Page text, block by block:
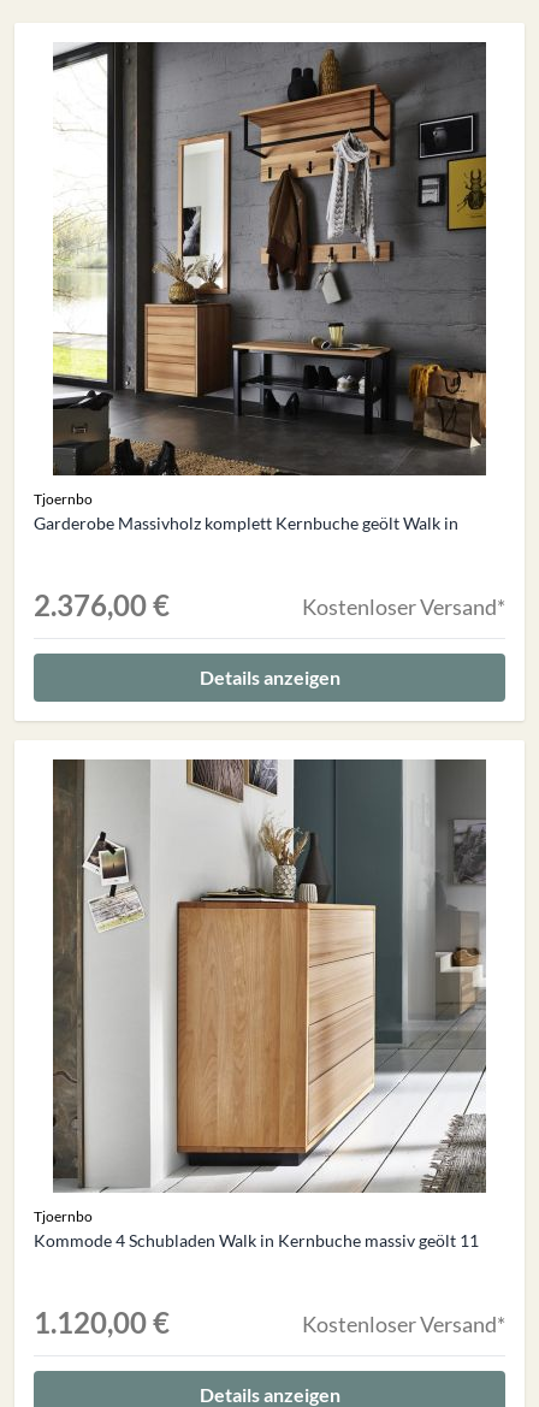
Tjoernbo
Garderobe Massivholz komplett Kernbuche geölt Walk in
2.376,00 € Kostenloser Versand*
Details anzeigen
Tjoernbo
Kommode 4 Schubladen Walk in Kernbuche massiv geölt 11
1.120,00 € Kostenloser Versand*
Details anzeigen